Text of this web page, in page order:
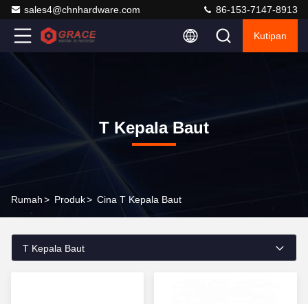
sales4@chnhardware.com 86-153-7147-8913
Kutipan
T Kepala Baut
Rumah> Produk> Cina T Kepala Baut
T Kepala Baut